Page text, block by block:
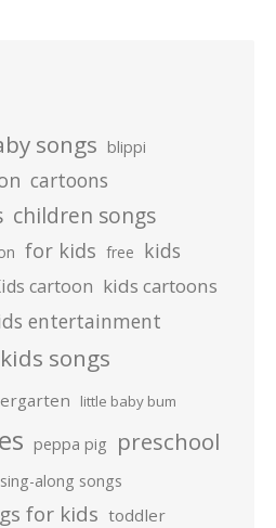
songs blippi
cartoons
children songs
for kids free kids
cartoon kids cartoons
entertainment
kids songs
little baby bum
peppa pig preschool
sing-along songs
for kids toddler